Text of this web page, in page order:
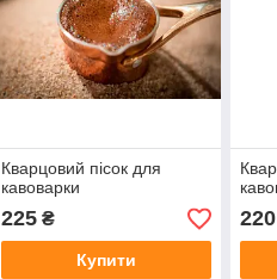
Кварцовий пісок для
кавоварки
225₴
Купити
220